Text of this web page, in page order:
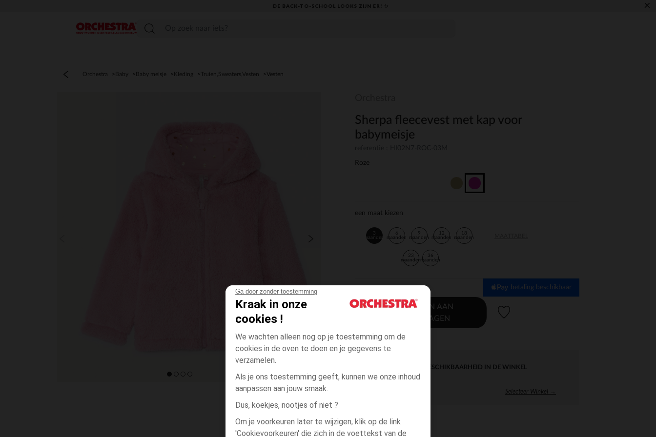
Ga door zonder toestemming
Kraak in onze
cookies !
We wachten alleen nog op je toestemming om de
cookies in de oven te doen en je gegevens te
verzamelen.
Als je ons toestemming geeft, kunnen we onze inhoud
aanpassen aan jouw smaak.
Dus, koekjes, nootjes of niet ?
Om je voorkeuren later te wijzigen, klik op de link
'Cookievoorkeuren' die zich in de voettekst van de
DE BACK-TO-SCHOOL LOOKS ZIJN ER! ✨ ×
menu
Orchestra Baby Baby meisje Kleding Truien,Sweaters,Vesten Vesten
Sherpa fleecevest met kap voor
babymeisje
Roze
een maat kiezen
3
maanden
6
maanden
9
maanden
12
maanden
18
maanden
23
maanden
36
maanden
betaling beschikbaar
TOEVOEGEN AAN
WINKELWAGEN
DIRECTE BESCHIKBAARHEID IN DE WINKEL
Selecteer Winkel →